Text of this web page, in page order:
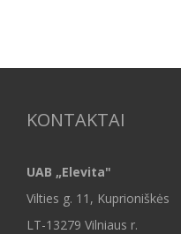
KONTAKTAI
UAB „Elevita"
Vilties g. 11, Kuprioniškės
LT-13279 Vilniaus r.